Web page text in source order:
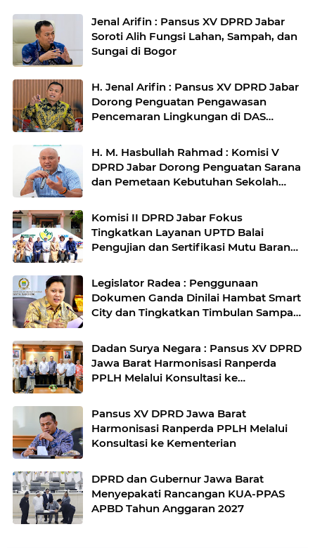
Jenal Arifin : Pansus XV DPRD Jabar
Soroti Alih Fungsi Lahan, Sampah, dan
Sungai di Bogor
H. Jenal Arifin : Pansus XV DPRD Jabar
Dorong Penguatan Pengawasan
Pencemaran Lingkungan di DAS
H. M. Hasbullah Rahmad : Komisi V
DPRD Jabar Dorong Penguatan Sarana
dan Pemetaan Kebutuhan Sekolah
Komisi II DPRD Jabar Fokus
Tingkatkan Layanan UPTD Balai
Pengujian dan Sertifikasi Mutu Barang
Legislator Radea : Penggunaan
Dokumen Ganda Dinilai Hambat Smart
City dan Tingkatkan Timbulan Sampah
Dadan Surya Negara : Pansus XV DPRD
Jawa Barat Harmonisasi Ranperda
PPLH Melalui Konsultasi ke
Pansus XV DPRD Jawa Barat
Harmonisasi Ranperda PPLH Melalui
Konsultasi ke Kementerian
DPRD dan Gubernur Jawa Barat
Menyepakati Rancangan KUA-PPAS
APBD Tahun Anggaran 2027